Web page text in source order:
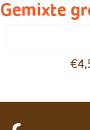
Gemixte
€